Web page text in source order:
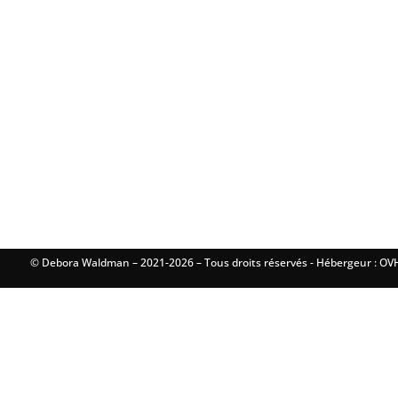
© Debora Waldman – 2021-2026 – Tous droits réservés - Hébergeur :